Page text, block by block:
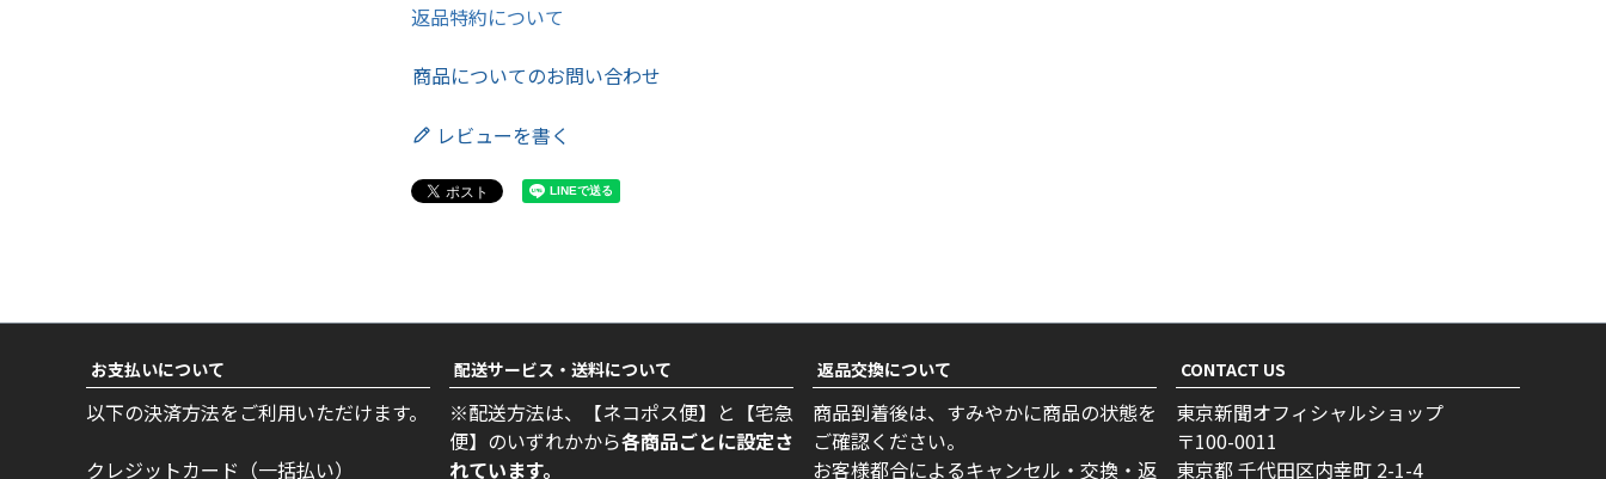
返品特約について
商品についてのお問い合わせ
レビューを書く
お支払いについて
以下の決済方法をご利用いただけます。
クレジットカード（一括払い）
配送サービス・送料について
※配送方法は、【ネコポス便】と【宅急
便】のいずれかから各商品ごとに設定さ
れています。
返品交換について
商品到着後は、すみやかに商品の状態を
ご確認ください。
お客様都合によるキャンセル・交換・返
CONTACT US
東京新聞オフィシャルショップ
100-0011
東京都 千代田区内幸町 2-1-4